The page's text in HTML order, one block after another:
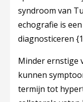
syndroom van
echografie is
diagnosticeren
Minder ernstige
kunnen
termijn tot